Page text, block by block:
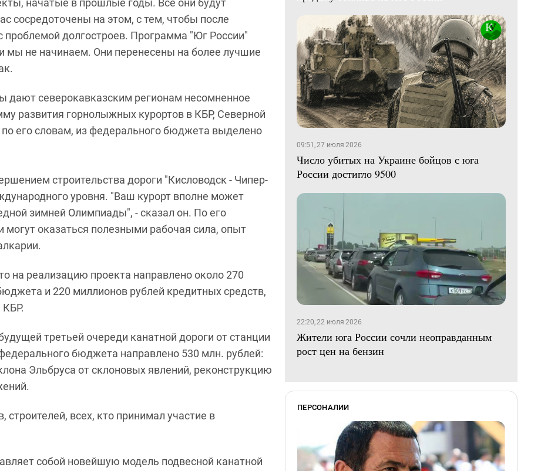
начатые в прошлые годы. Все они будут
сосредоточены на этом, с тем, чтобы после
долгостроев. Программа "Юг России"
мы не начинаем. Они перенесены на более лучшие
дают северокавказским регионам несомненное
развития горнолыжных курортов в КБР, Северной
его словам, из федерального бюджета выделено
строительства дороги "Кисловодск - Чипер-
уровня. "Ваш курорт вполне может
зимней Олимпиады", - сказал он. По его
оказаться полезными рабочая сила, опыт
на реализацию проекта направлено около 270
и 220 миллионов рублей кредитных средств,
КБР.
третьей очереди канатной дороги от станции
бюджета направлено 530 млн. рублей:
Эльбруса от склоновых явлений, реконструкцию
всех, кто принимал участие в
собой новейшую модель подвесной канатной
09:51, 27 июля 2026
Число убитых на Украине бойцов с юга
России достигло 9500
22:20, 22 июля 2026
Жители юга России сочли неоправданным
рост цен на бензин
ПЕРСОНАЛИИ